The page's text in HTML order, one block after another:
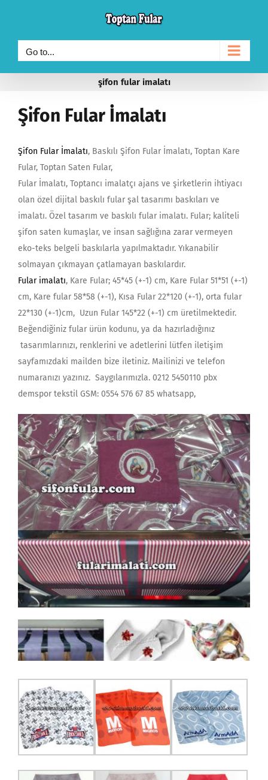
content
Go to...
şifon fular imalatı
Şifon Fular İmalatı
Şifon Fular İmalatı, Baskılı Şifon Fular İmalatı, Toptan Kare
Fular, Toptan Saten Fular,
Fular İmalatı, Toptancı imalatçı ajans ve şirketlerin ihtiyacı
olan özel dijital baskılı fular şal tasarımı baskıları ve
imalatı. Özel tasarım ve baskılı fular imalatı. Fular; kaliteli
şifon saten kumaşlar, ve insan sağlığına zarar vermeyen
eko-teks belgeli baskılarla yapılmaktadır. Yıkanabilir
solmayan çıkmayan çatlamayan baskılardır.
Fular imalatı, Kare Fular; 45*45 (+-1) cm, Kare Fular 51*51 (+-1)
cm, Kare fular 58*58 (+-1), Kısa Fular 22*120 (+-1), orta fular
22*130 (+-1)cm, Uzun Fular 145*22 (+-1) cm üretilmektedir.
Beğendiğiniz fular ürün kodunu, ya da hazırladığınız
tasarımlarınızı, renklerini ve adetlerini lütfen iletişim
sayfamızdaki mailden bize iletiniz. Mailinizi ve telefon
numaranızı yazınız. Saygılarımızla. 0212 5450110 pbx
demspor tekstil GSM: 0554 576 67 85 whatsapp,